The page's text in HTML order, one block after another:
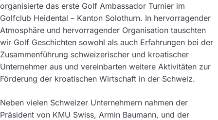
organisierte das erste Golf Ambassador Turnier im
Golfclub Heidental – Kanton Solothurn. In hervorragender
Atmosphäre und hervorragender Organisation tauschten
wir Golf Geschichten sowohl als auch Erfahrungen bei der
Zusammenführung schweizerischer und kroatischer
Unternehmer aus und vereinbarten weitere Aktivitäten zur
Förderung der kroatischen Wirtschaft in der Schweiz.
Neben vielen Schweizer Unternehmern nahmen der
Präsident von KMU Swiss, Armin Baumann, und der